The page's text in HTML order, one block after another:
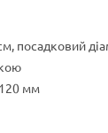
посадковий
мм